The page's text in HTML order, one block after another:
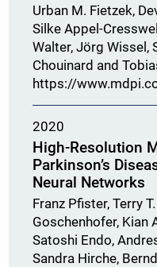
Urban M. Fietzek,
Silke Appel-
Walter, Jörg Wissel,
Chouinard and
https://
2020
High-Resolution
Parkinson’s
Neural Networks
Franz Pfister, Terry
Goschenhofer, Kian
Satoshi Endo,
Sandra Hirche,